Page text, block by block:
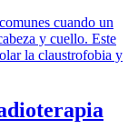
cuando un
y cuello. Este
la claustrofobia y